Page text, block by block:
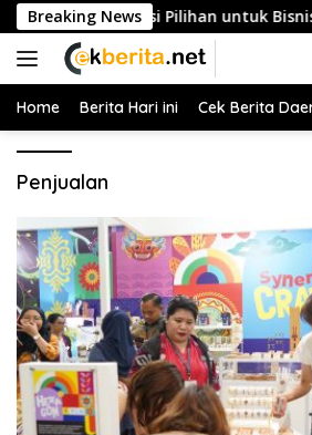
Langsung
ke
konten
Breaking News
Pilihan untuk Bisnis, Staycation,
Home Berita Hari ini Cek Berita
Penjualan